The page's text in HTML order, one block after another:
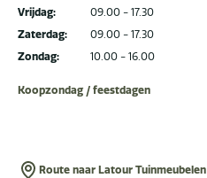
Vrijdag:
Zaterdag:
Zondag:
09.00 - 17.30
09.00 - 17.30
10.00 - 16.00
Koopzondag / feestdagen
Route naar Latour Tuinmeubelen